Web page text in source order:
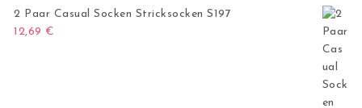
2 Paar Casual Socken Stricksocken S197
12,69 €